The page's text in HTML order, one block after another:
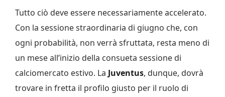
Tutto ciò deve essere necessariamente accelerato.
Con la sessione straordinaria di giugno che, con
ogni probabilità, non verrà sfruttata, resta meno di
un mese all’inizio della consueta sessione di
calciomercato estivo. La Juventus, dunque, dovrà
trovare in fretta il profilo giusto per il ruolo di